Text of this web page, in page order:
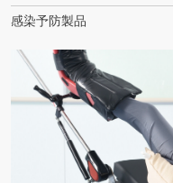
感染予防製品